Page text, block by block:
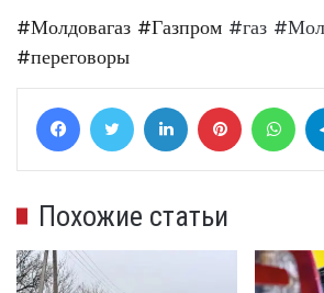
#Молдовагаз #Газпром #газ
#переговоры
FacebookTwitter LinkedIn Pinterest
Похожие статьи